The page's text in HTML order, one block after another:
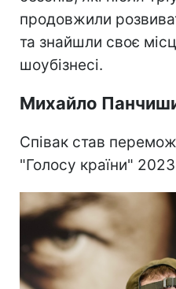
продовжили
та знайшли своє
шоубізнесі.
Михайло
Співак став
"Голосу країни"